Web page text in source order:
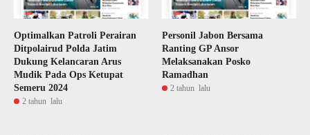
Optimalkan Patroli Perairan
Ditpolairud Polda Jatim
Dukung Kelancaran Arus
Mudik Pada Ops Ketupat
Semeru 2024
2 tahun lalu
Personil Jabon Bersama
Ranting GP Ansor
Melaksanakan Posko
Ramadhan
2 tahun lalu